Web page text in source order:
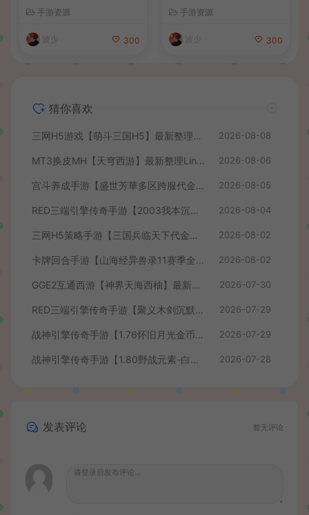
手工服务端+CDK授权后台
+安卓+详细搭建教程
手游资源
波少 300
细搭建教程
手游资源
波少 300
猜你喜欢
三网H5游戏【萌斗三国H5】最新整理WIN系服务端+GM后台+详细搭建教程 2026-08-08
MT3换皮MH【天穹西游】最新整理Linux手工服务端+安卓苹果双端+GM后台+详细搭建教程+全套源码+视频教程 2026-08-06
宫斗养成手游【盛世芳華多区跨服代金券本地优化版】最新整理单机一键即玩端+Linux手工服务端+CDK授权后台+安卓+详细搭建教程 2026-08-05
RED三端引擎传奇手游【2003我本沉默】最新整理Win系服务端+安卓苹果PC三端+详细搭建教程 2026-08-04
三网H5策略手游【三国兵临天下代金券内购七合修复版】最新整理单机一键即玩镜像端+Linux手工服务端+管理后台+GM授权后台+简易安卓客户端+详细搭建教程+视频教程 2026-08-02
卡牌回合手游【山海经异兽录11赛季全人物代金券内购版】最新整理WIN系服务端+授权GM后台+管理后台+热更修改工具+安卓+详细搭建教程 2026-08-02
GGE2互通西游【神界天海西柚】最新整理Win系服务端+安卓苹果PC三端+内置GM工具+全套源码+详细搭建教程+视频教程 2026-07-30
RED三端引擎传奇手游【聚义木剑沉默高仿嘟嘟沉默】最新整理Win系服务端+安卓苹果PC三端+详细搭建教程 2026-07-29
战神引擎传奇手游【1.76怀旧月光金币版】最新整理Win系复古服务端+安卓苹果双端+GM授权物品后台+详细搭建教程 2026-07-29
战神引擎传奇手游【1.80野战元素-白猪7.2免授权】最新整理Win系特色服务端+安卓+GM授权物品后台+详细搭建教程 2026-07-28
发表评论 暂无评论